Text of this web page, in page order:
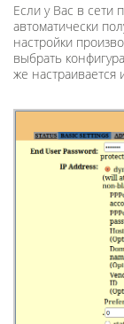
Если у Вас в сети
автоматически
настройки
выбрать
же настраивается